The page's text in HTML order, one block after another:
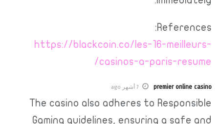
https://blackcoin.co/les-16-
casinos-a-paris-
premier 7 أشهر ago
The casino also adheres to
Gaming guidelines, ensuring a